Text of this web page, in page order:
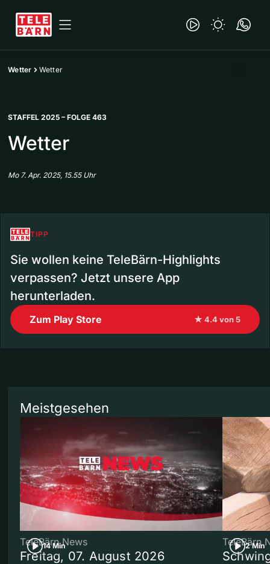
Wetter Wetter
STAFFEL 2025 – FOLGE 463
Wetter
Mo 7. Apr. 2025, 15.55 Uhr
TIPP
Sie wollen keine TeleBärn-Highlights
verpassen? Jetzt unsere App
herunterladen.
Zum Play Store ★ 4.4 von 5
Meistgesehen
14 Min
TeleBärn News
Freitag, 07. August 2026
2 Min
TeleBärn